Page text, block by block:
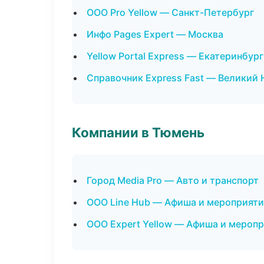
ООО Pro Yellow — Санкт-Петербург
Инфо Pages Expert — Москва
Yellow Portal Express — Екатеринбург
Справочник Express Fast — Великий
Компании в Тюмень
Город Media Pro — Авто и транспорт
ООО Line Hub — Афиша и
ООО Expert Yellow — Афиша и